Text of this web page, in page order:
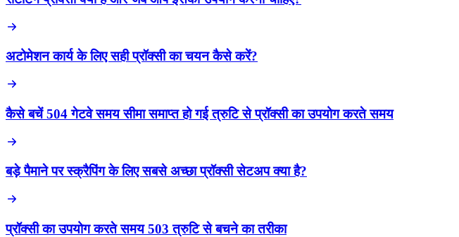
अटोमेशन कार्य के लिए सही प्रॉक्सी का चयन कैसे करें?
कैसे बचें 504 गेटवे समय सीमा समाप्त हो गई त्रुटि से प्रॉक्सी का उपयोग करते समय
बड़े पैमाने पर स्क्रैपिंग के लिए सबसे अच्छा प्रॉक्सी सेटअप क्या है?
प्रॉक्सी का उपयोग करते समय 503 त्रुटि से बचने का तरीका